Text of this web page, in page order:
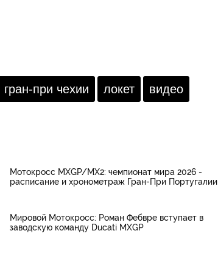
гран-при чехии локет видео
Мотокросс MXGP/MX2: чемпионат мира 2026 -
расписание и хронометраж Гран-При Португалии
Мировой Мотокросс: Роман Фебвре вступает в
заводскую команду Ducati MXGP